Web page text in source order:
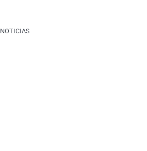
NOTICIAS